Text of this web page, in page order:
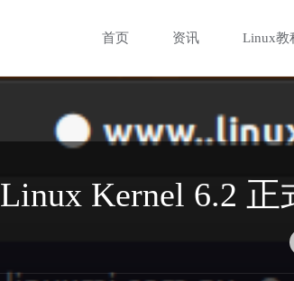
容
首页 资讯 Linux教
Linux Kernel 6.2